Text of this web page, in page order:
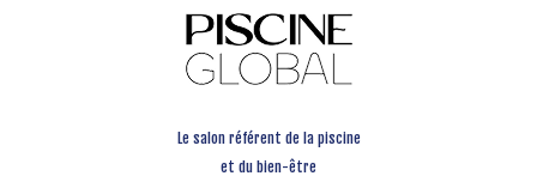
Le salon référent de la piscine
et du bien-être